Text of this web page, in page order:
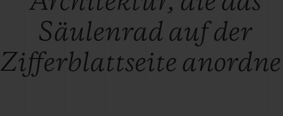
Säulenrad auf der
Zifferblattseite